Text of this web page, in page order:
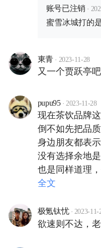
账号已注销 ·
蜜雪冰城打的
東青 · 2023-11-28
又一个贾跃亭吧
pupu95 · 2023-11-28
现在茶饮品牌
倒不如先把品
身边朋友都表
没有选择余地
也是同样道理
一点价格选择
全文
极氪钛忧 · 2023-11-
欲速则不达，